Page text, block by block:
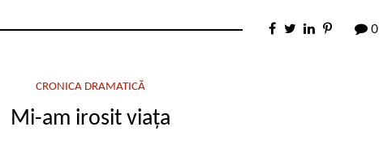
0
CRONICA DRAMATICĂ
Mi-am irosit viața